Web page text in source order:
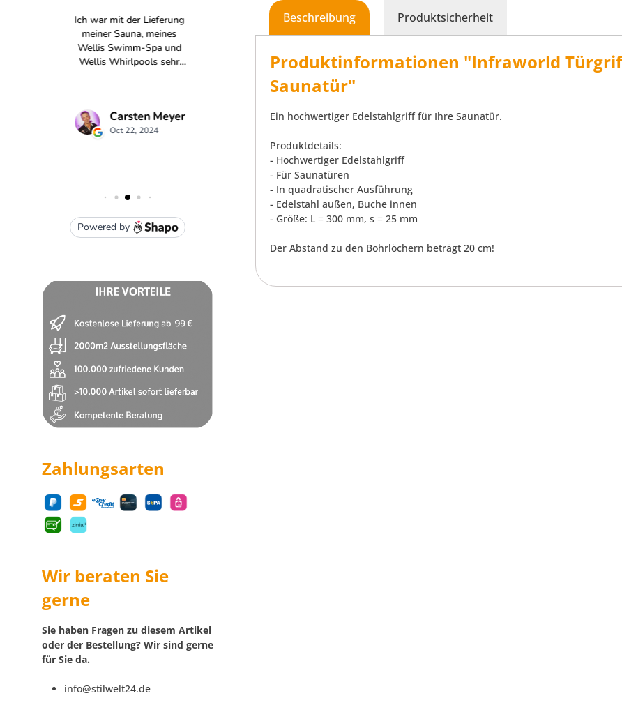
Zahlungsarten
Wir beraten Sie
gerne
Sie haben Fragen zu diesem Artikel
oder der Bestellung? Wir sind gerne
für Sie da.
info@stilwelt24.de
Beschreibung Produktsicherheit
Produktinformationen "Infraworld
Saunatür"
Ein hochwertiger Edelstahlgriff für Ihre Saunatür.
Produktdetails:
- Hochwertiger Edelstahlgriff
- Für Saunatüren
- In quadratischer Ausführung
- Edelstahl außen, Buche innen
- Größe: L = 300 mm, s = 25 mm
Der Abstand zu den Bohrlöchern beträgt 20 cm!